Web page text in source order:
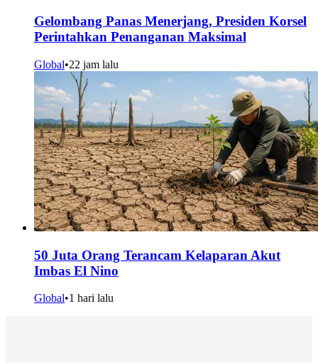
Gelombang Panas Menerjang, Presiden Korsel
Perintahkan Penanganan Maksimal
Global•22 jam lalu
50 Juta Orang Terancam Kelaparan Akut
Imbas El Nino
Global•1 hari lalu